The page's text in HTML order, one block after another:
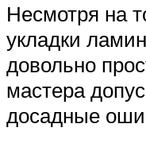
Несмотря на
укладки
довольно
мастера
досадные